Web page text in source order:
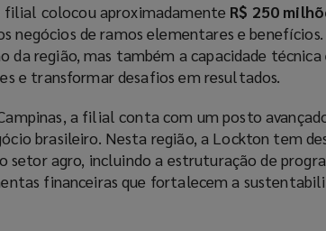
colocou aproximadamente R$ 250
negócios de ramos elementares e
da região, mas também a capacidade
e transformar desafios em resultados.
a filial conta com um posto
brasileiro. Nesta região, a Lockton tem
setor agro, incluindo a estruturação de
financeiras que fortalecem a